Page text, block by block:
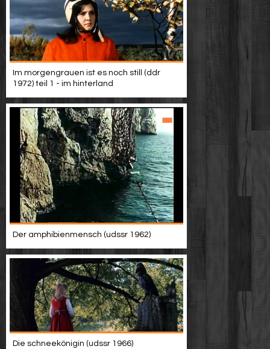
Informationen
Werbung
Video suchen
Im morgengrauen ist es noch still (ddr
1972) teil 1 - im hinterland
Der amphibienmensch (udssr 1962)
Die schneekönigin (udssr 1966)